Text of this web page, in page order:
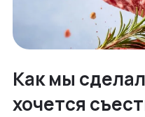
Как мы
хочется